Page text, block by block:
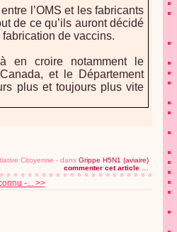
l’OMS et les fabricants
de ce qu’ils auront décidé
de vaccins.
en croire notamment le
et le Département
plus et toujours plus vite
Citoyenne - dans Grippe H5N1 (aviaire)
commenter cet article …
-... >>